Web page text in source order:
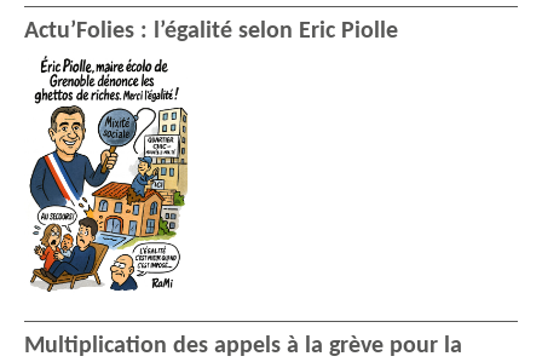
Actu’Folies : l’égalité selon Eric Piolle
Multiplication des appels à la grève pour la